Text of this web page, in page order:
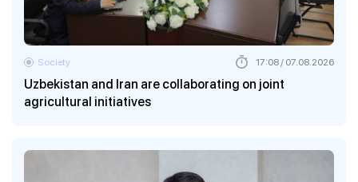
Uzbekistan and Iran are collaborating on joint
agricultural initiatives
Society 17:08 / 07.08.2026